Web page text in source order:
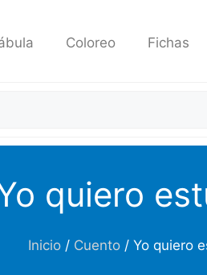
Coloreo Fichas
quiero
Inicio/ Cuento/ Yo quiero